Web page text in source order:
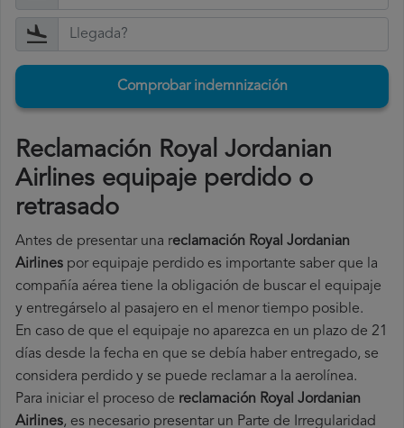
Comprobar indemnización
Reclamación Royal Jordanian
Airlines equipaje perdido o
retrasado
Antes de presentar una reclamación Royal Jordanian
Airlines por equipaje perdido es importante saber que la
compañía aérea tiene la obligación de buscar el equipaje
y entregárselo al pasajero en el menor tiempo posible.
En caso de que el equipaje no aparezca en un plazo de 21
días desde la fecha en que se debía haber entregado, se
considera perdido y se puede reclamar a la aerolínea.
Para iniciar el proceso de reclamación Royal Jordanian
Airlines, es necesario presentar un Parte de Irregularidad